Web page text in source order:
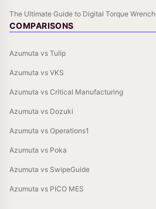
The Ultimate Guide to Digital Torque
COMPARISONS
Azumuta vs Tulip
Azumuta vs VKS
Azumuta vs Critical Manufacturing
Azumuta vs Dozuki
Azumuta vs Operations1
Azumuta vs Poka
Azumuta vs SwipeGuide
Azumuta vs PICO MES